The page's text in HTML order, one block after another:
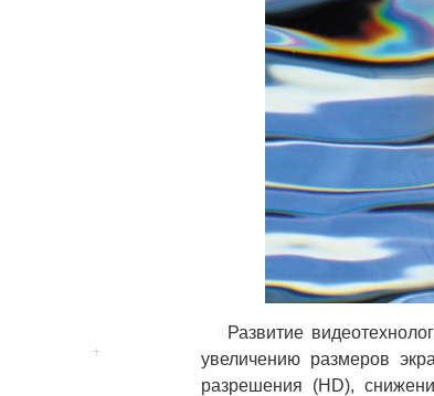
Развитие
увеличению размеров
разрешения (HD),